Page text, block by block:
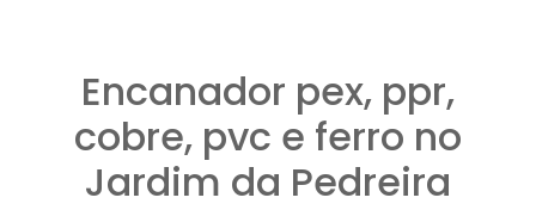
Encanador pex, ppr,
cobre, pvc e ferro no
Jardim da Pedreira